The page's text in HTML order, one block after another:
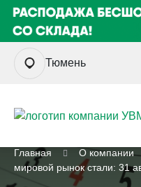
Тюмень
Главная О компании
мировой рынок стали: 31